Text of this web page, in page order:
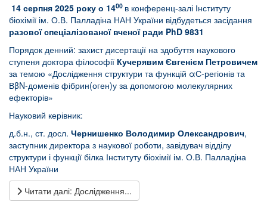
14 серпня 2025 року о 1400 в конференц-залі Інституту
біохімії ім. О.В. Палладіна НАН України відбудеться засідання
разової спеціалізованої вченої ради PhD 9831
Порядок денний: захист дисертації на здобуття наукового
ступеня доктора філософії Кучерявим Євгенієм Петровичем
за темою «Дослідження структури та функцій αС-регіонів та
ВβN-доменів фібрин(оген)у за допомогою молекулярних
ефекторів»
Науковий керівник:
д.б.н., ст. досл. Чернишенко Володимир Олександрович,
заступник директора з наукової роботи, завідувач відділу
структури і функції білка Інституту біохімії ім. О.В. Палладіна
НАН України
Читати далі: Дослідження...